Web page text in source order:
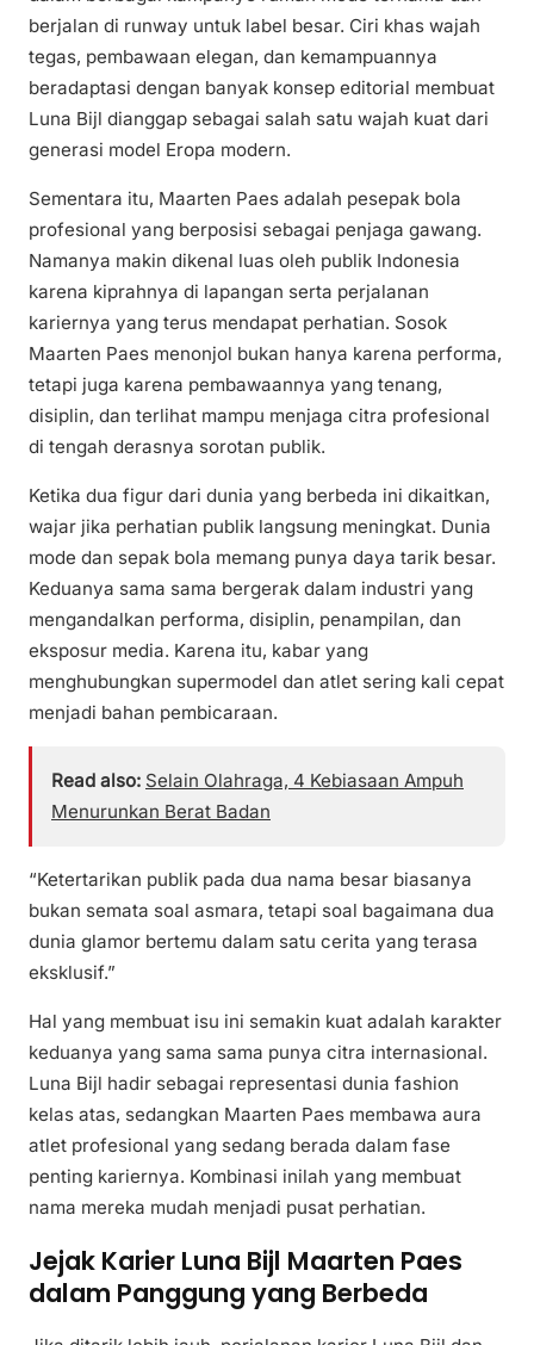
berjalan di runway untuk label besar. Ciri khas wajah
tegas, pembawaan elegan, dan kemampuannya
beradaptasi dengan banyak konsep editorial membuat
Luna Bijl dianggap sebagai salah satu wajah kuat dari
generasi model Eropa modern.
Sementara itu, Maarten Paes adalah pesepak bola
profesional yang berposisi sebagai penjaga gawang.
Namanya makin dikenal luas oleh publik Indonesia
karena kiprahnya di lapangan serta perjalanan
kariernya yang terus mendapat perhatian. Sosok
Maarten Paes menonjol bukan hanya karena performa,
tetapi juga karena pembawaannya yang tenang,
disiplin, dan terlihat mampu menjaga citra profesional
di tengah derasnya sorotan publik.
Ketika dua figur dari dunia yang berbeda ini dikaitkan,
wajar jika perhatian publik langsung meningkat. Dunia
mode dan sepak bola memang punya daya tarik besar.
Keduanya sama sama bergerak dalam industri yang
mengandalkan performa, disiplin, penampilan, dan
eksposur media. Karena itu, kabar yang
menghubungkan supermodel dan atlet sering kali cepat
menjadi bahan pembicaraan.
Read also: Selain Olahraga, 4 Kebiasaan Ampuh
Menurunkan Berat Badan
“Ketertarikan publik pada dua nama besar biasanya
bukan semata soal asmara, tetapi soal bagaimana dua
dunia glamor bertemu dalam satu cerita yang terasa
eksklusif.”
Hal yang membuat isu ini semakin kuat adalah karakter
keduanya yang sama sama punya citra internasional.
Luna Bijl hadir sebagai representasi dunia fashion
kelas atas, sedangkan Maarten Paes membawa aura
atlet profesional yang sedang berada dalam fase
penting kariernya. Kombinasi inilah yang membuat
nama mereka mudah menjadi pusat perhatian.
Jejak Karier Luna Bijl Maarten Paes
dalam Panggung yang Berbeda